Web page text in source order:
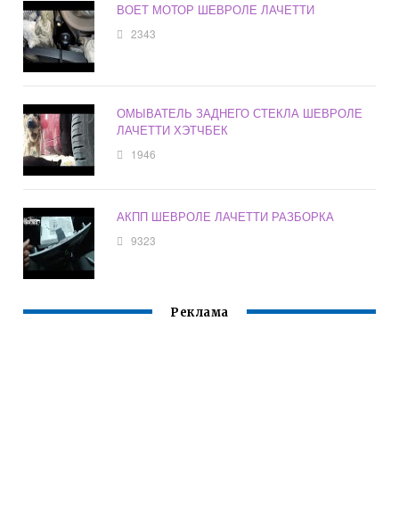
ВОЕТ МОТОР ШЕВРОЛЕ ЛАЧЕТТИ
2343
ОМЫВАТЕЛЬ ЗАДНЕГО СТЕКЛА ШЕВРОЛЕ
ЛАЧЕТТИ ХЭТЧБЕК
1946
АКПП ШЕВРОЛЕ ЛАЧЕТТИ РАЗБОРКА
9323
Реклама